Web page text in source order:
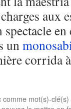
aux
un
corrida
comme mot(s)-clé(s)